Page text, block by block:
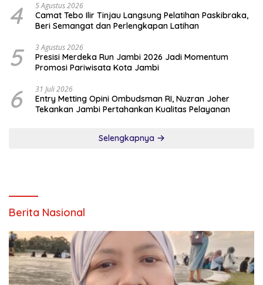
4 5 Agustus 2026
Camat Tebo Ilir Tinjau Langsung Pelatihan Paskibraka,
Beri Semangat dan Perlengkapan Latihan
5 3 Agustus 2026
Presisi Merdeka Run Jambi 2026 Jadi Momentum
Promosi Pariwisata Kota Jambi
6 31 Juli 2026
Entry Metting Opini Ombudsman RI, Nuzran Joher
Tekankan Jambi Pertahankan Kualitas Pelayanan
Selengkapnya
Berita Nasional